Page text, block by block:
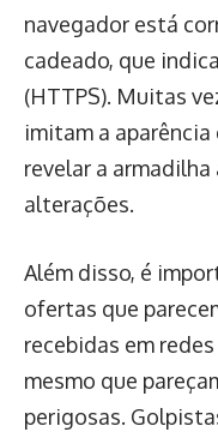
navegador está
cadeado, que
(HTTPS). Muitas
imitam a aparência
revelar a
alterações.
Além disso, é
ofertas que
recebidas em
mesmo que
perigosas.